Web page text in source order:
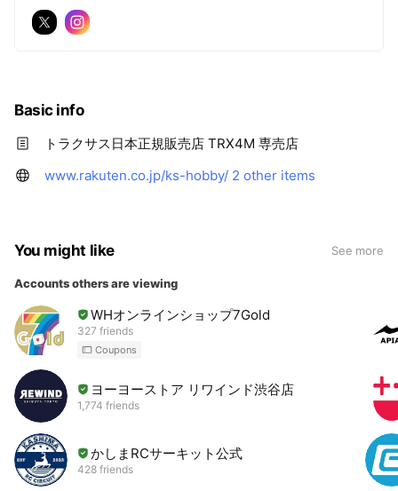
Basic info
トラクサス日本正規販売店 TRX4M 専売店
www.rakuten.co.jp/ks-hobby/ 2 other items
You might like See more
Accounts others are viewing
WHオンラインショップ7Gold
327 friends
Coupons
ヨーヨーストア リワインド渋谷店
1,774 friends
かしまRCサーキット公式
428 friends